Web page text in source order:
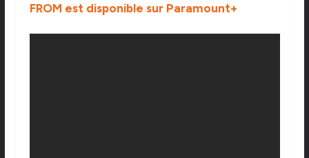
FROM est disponible sur Paramount+